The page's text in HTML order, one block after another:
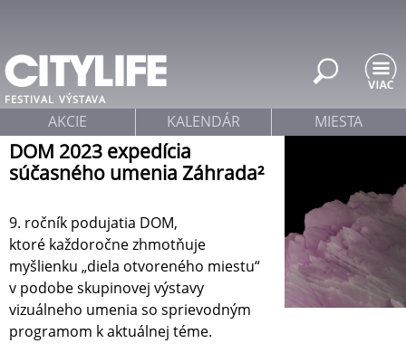
FESTIVAL VÝSTAVA
DOM 2023 expedícia
súčasného umenia Záhrada²
9. ročník podujatia DOM,
ktoré každoročne zhmotňuje
myšlienku „diela otvoreného miestu“
v podobe skupinovej výstavy
vizuálneho umenia so sprievodným
programom k aktuálnej téme.
AKCIE KALENDÁR MIESTA